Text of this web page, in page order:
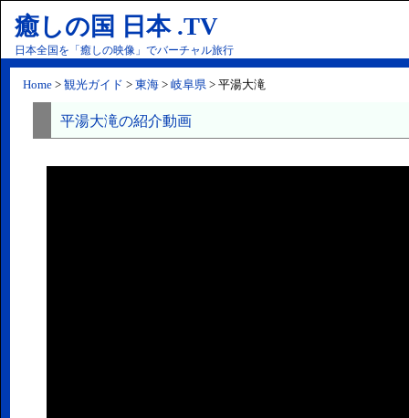
癒しの国 日本 .TV
日本全国を「癒しの映像」でバーチャル旅行
Home > 観光ガイド > 東海 > 岐阜県 > 平湯大滝
平湯大滝の紹介動画